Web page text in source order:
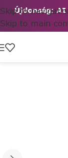
Újdonság: AI
Skip to
Skip to main